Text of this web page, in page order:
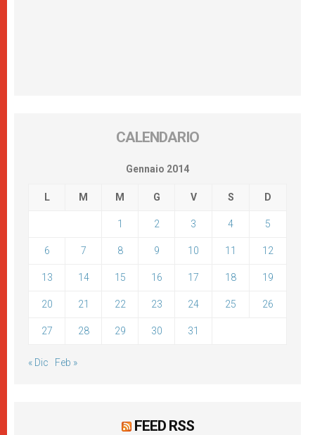
CALENDARIO
Gennaio 2014
L M M G V S D
1 2 3 4 5
6 7 8 9 10 11 12
13 14 15 16 17 18 19
20 21 22 23 24 25 26
27 28 29 30 31
« Dic Feb »
FEED RSS